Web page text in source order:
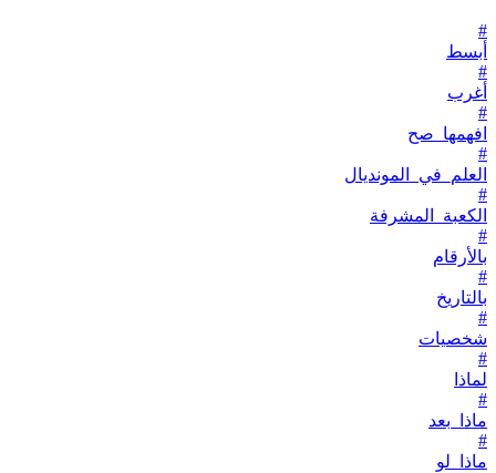
#
أبسط
#
أغرب
#
افهمها_صح
#
العلم_في_المونديال
#
الكعبة_المشرفة
#
بالأرقام
#
بالتاريخ
#
شخصيات
#
لماذا
#
ماذا_بعد
#
ماذا_لو